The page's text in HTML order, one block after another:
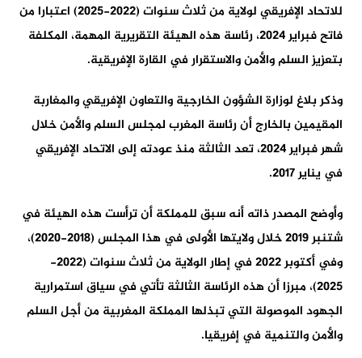
للاتحاد الإفريقي لولاية من ثلاث سنوات (2022-2025) اعتبارا من
فاتح فبراير 2024، رئاسة هذه الهيئة التقريرية المهمة، المكلفة
بتعزيز السلم والأمن والاستقرار في القارة الإفريقية.
وذكر بلاغ لوزارة الشؤون الخارجية والتعاون الإفريقي والمغاربة
المقيمين بالخارج أن رئاسة المغرب لمجلس السلم والأمن خلال
شهر فبراير 2024، تعد الثالثة منذ عودته إلى الاتحاد الإفريقي
في يناير 2017.
وأوضح المصدر ذاته أنه سبق للمملكة أن ترأست هذه الهيئة في
شتنبر 2019 خلال ولايتها الأولى في هذا المجلس (2018-2020)،
وفي أكتوبر 2022 في إطار الولاية من ثلاث سنوات (2022-
2025)، مبرزا أن هذه الرئاسة الثالثة تأتي في سياق استمرارية
الجهود الموصولة التي تبذلها المملكة المغربية من أجل السلم
والأمن والتنمية في إفريقيا.